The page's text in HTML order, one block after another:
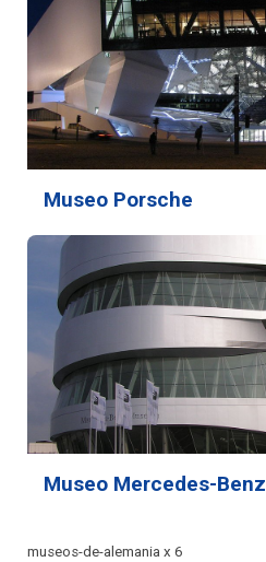
Museo Porsche
Museo Mercedes-Benz
museos-de-alemania x 6